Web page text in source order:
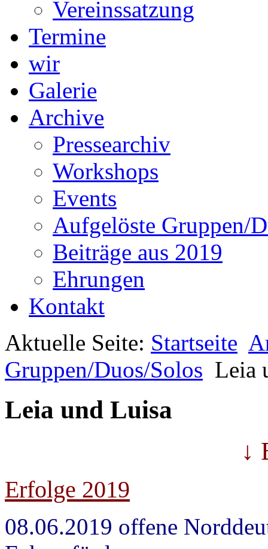
Vereinssatzung
Termine
wir
Galerie
Archive
Pressearchiv
Workshops
Events
Aufgelöste Gruppen/
Beiträge aus 2019
Ehrungen
Kontakt
Aktuelle Seite: Startseite
Gruppen/Duos/Solos Leia
Leia und Luisa
↓
Erfolge 2019
08.06.2019 offene